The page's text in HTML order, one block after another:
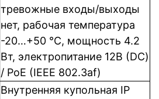
тревожные входы/выходы
нет, рабочая температура
-20…+50 °C, мощность 4.2
Вт, электропитание 12В (DC)
/ PoE (IEEE 802.3af)
Внутренняя купольная IP